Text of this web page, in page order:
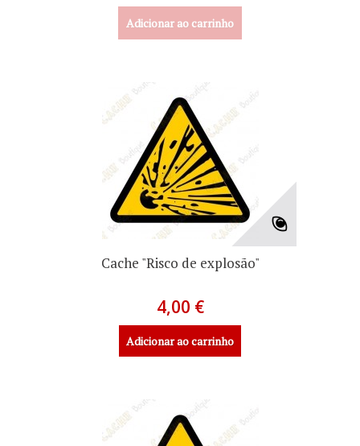
Adicionar ao carrinho
Cache "Risco de explosão"
4,00 €
Adicionar ao carrinho